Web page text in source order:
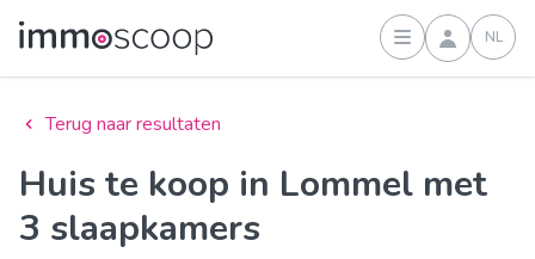
Inloggen
NL
Terug naar resultaten
Huis te koop in Lommel met
3 slaapkamers